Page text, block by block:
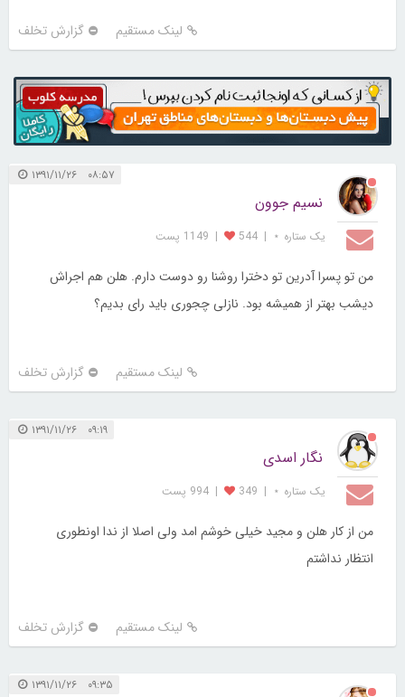
لینک مستقیم گزارش تخلف
۰۸:۵۷ ۱۳۹۱/۱۱/۲۶
نسیم جوون
یک ستاره ⋆ |
544
| 1149 پست
من تو پسرا آدرین تو دخترا روشنا رو دوست دارم. هلن هم اجراش
دیشب بهتر از همیشه بود. نازلی چجوری باید رای بدیم؟
لینک مستقیم گزارش تخلف
۰۹:۱۹ ۱۳۹۱/۱۱/۲۶
نگار اسدی
یک ستاره ⋆ |
349
| 994 پست
من از کار هلن و مجید خیلی خوشم امد ولی اصلا از ندا اونطوری
انتظار نداشتم
لینک مستقیم گزارش تخلف
۰۹:۳۵ ۱۳۹۱/۱۱/۲۶